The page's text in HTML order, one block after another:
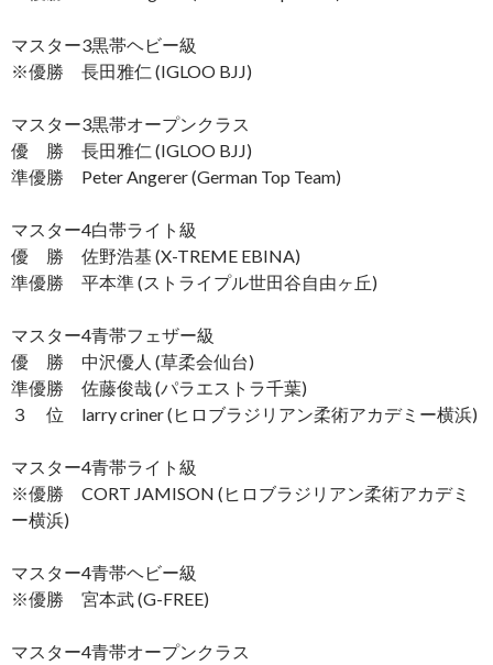
マスター3黒帯ヘビー級
※優勝 長田雅仁 (IGLOO BJJ)
マスター3黒帯オープンクラス
優 勝 長田雅仁 (IGLOO BJJ)
準優勝 Peter Angerer (German Top Team)
マスター4白帯ライト級
優 勝 佐野浩基 (X-TREME EBINA)
準優勝 平本準 (ストライプル世田谷自由ヶ丘)
マスター4青帯フェザー級
優 勝 中沢優人 (草柔会仙台)
準優勝 佐藤俊哉 (パラエストラ千葉)
３ 位 larry criner (ヒロブラジリアン柔術アカデミー横浜)
マスター4青帯ライト級
※優勝 CORT JAMISON (ヒロブラジリアン柔術アカデミ
ー横浜)
マスター4青帯ヘビー級
※優勝 宮本武 (G-FREE)
マスター4青帯オープンクラス